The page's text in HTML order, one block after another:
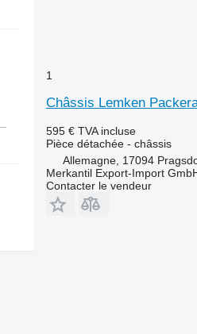
1
Châssis Lemken
595 € TVA incluse
Pièce détachée - châssis
Allemagne, 17094
Merkantil Export-Import
Contacter le vendeur